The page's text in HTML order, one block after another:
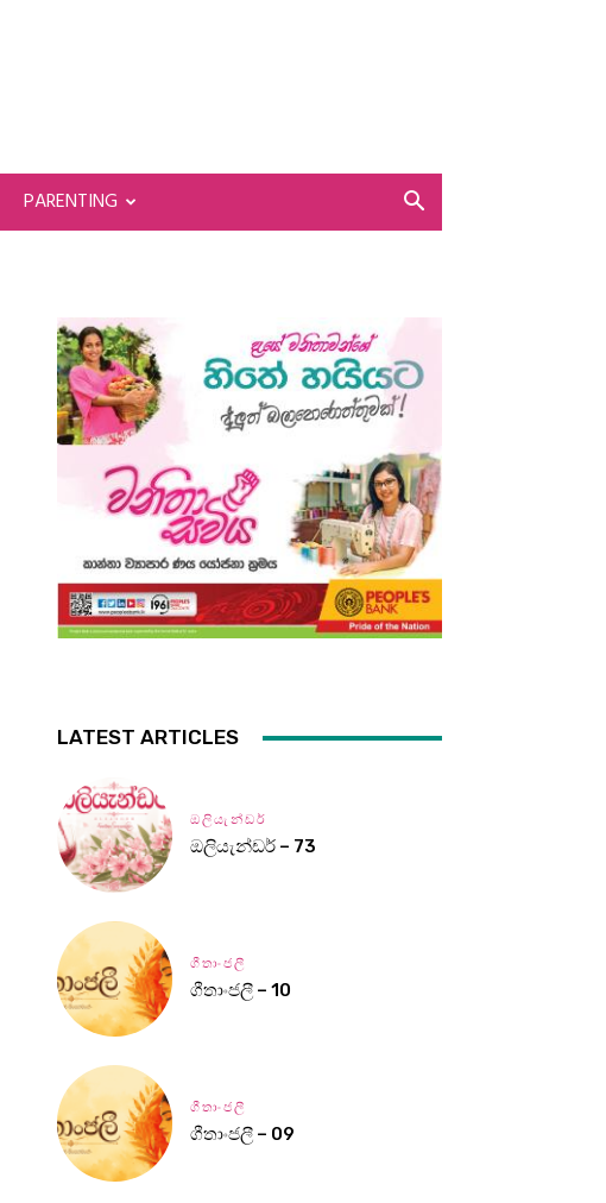
PARENTING
LATEST ARTICLES
ඔලියැන්ඩර්
ඔලියැන්ඩර් – 73
ගීතාංජලී
ගීතාංජලී – 10
ගීතාංජලී
ගීතාංජලී – 09